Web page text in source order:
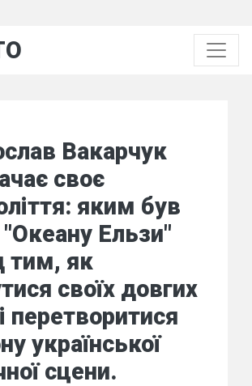
Вакарчук
своє
яким був
"Океану Ельзи"
тим, як
своїх довгих
перетворитися
української
сцени.